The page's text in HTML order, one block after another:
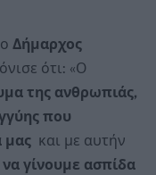
Δήμαρχος
ότι: «Ο
της ανθρωπιάς,
που
μας και με αυτήν
γίνουμε ασπίδα